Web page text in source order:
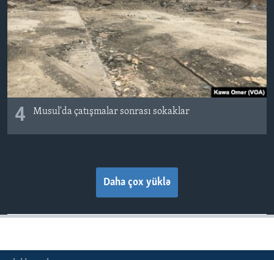
4 Musul'da çatışmalar sonrası sokaklar
Daha çox yüklə